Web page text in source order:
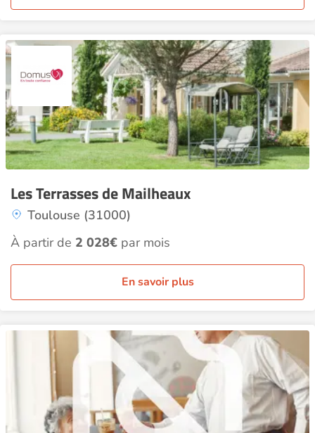
Les Terrasses de Mailheaux
Toulouse (31000)
À partir de 2 028€ par mois
En savoir plus